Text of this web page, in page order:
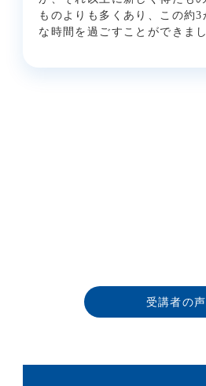
ものよりも多くあり、この約
な時間を過ごすことができ ま
受講者の声